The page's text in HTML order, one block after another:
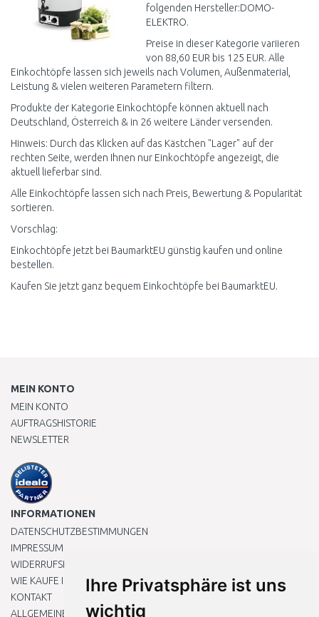
Ihre Privatsphäre ist uns
wichtig
folgenden Hersteller:DOMO-
ELEKTRO.
Preise in dieser Kategorie variieren
von 88,60 EUR bis 125 EUR. Alle
Einkochtöpfe lassen sich jeweils nach Volumen, Außenmaterial,
Leistung & vielen weiteren Parametern filtern.
Produkte der Kategorie Einkochtöpfe können aktuell nach
Deutschland, Österreich & in 26 weitere Länder versenden.
Hinweis: Durch das Klicken auf das Kästchen "Lager" auf der
rechten Seite, werden Ihnen nur Einkochtöpfe angezeigt, die
aktuell lieferbar sind.
Alle Einkochtöpfe lassen sich nach Preis, Bewertung & Popularität
sortieren.
Vorschlag:
Einkochtöpfe jetzt bei BaumarktEU günstig kaufen und online
bestellen.
Kaufen Sie jetzt ganz bequem Einkochtöpfe bei BaumarktEU.
MEIN KONTO
MEIN KONTO
AUFTRAGSHISTORIE
NEWSLETTER
INFORMATIONEN
DATENSCHUTZBESTIMMUNGEN
IMPRESSUM
WIDERRUFSRECHT
WIE KAUFE ICH EIN?
KONTAKT
ALLGEMEINEN GESCHÄFTSBEDINGUNGEN